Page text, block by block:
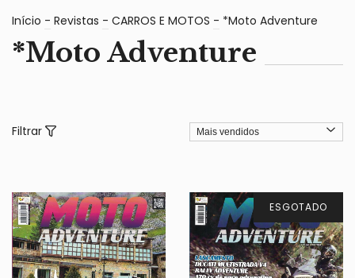
Início - Revistas - CARROS E MOTOS - *Moto Adventure
*Moto Adventure
Filtrar
ESGOTADO